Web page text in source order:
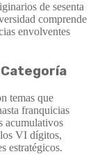
de sesenta
comprende
envolventes
temas que
franquicias
acumulativos
VI dígitos,
estratégicos.